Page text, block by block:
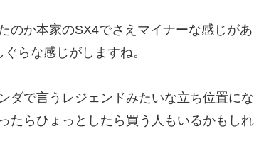
のか本家のSX4でさえマイナーな感じがあ
らな感じがしますね。
ダで言うレジェンドみたいな立ち位置にな
たらひょっとしたら買う人もいるかもしれ